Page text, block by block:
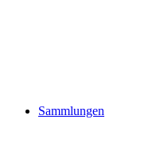
Sammlungen